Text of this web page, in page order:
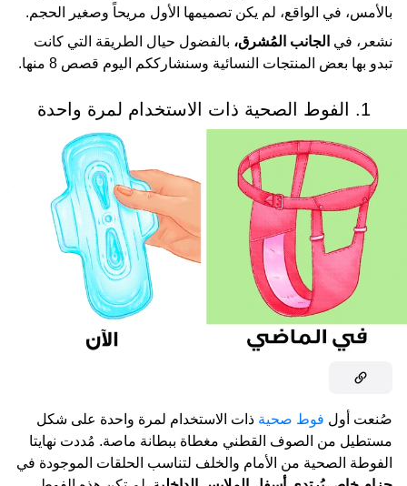
بالأمس، في الواقع، لم يكن تصميمها الأول مريحاً وصغير الحجم.
نشعر، في الجانب المُشرق، بالفضول حيال الطريقة التي كانت
تبدو بها بعض المنتجات النسائية وسنشارككم اليوم قصص 8 منها.
1. الفوط الصحية ذات الاستخدام لمرة واحدة
صُنعت أول فوط صحية ذات الاستخدام لمرة واحدة على شكل
مستطيل من الصوف القطني مغطاة ببطانة ماصة. مُددت نهايتا
الفوطة الصحية من الأمام والخلف لتناسب الحلقات الموجودة في